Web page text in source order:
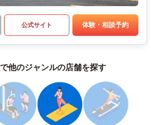
公式サイト 体験・相談予約
他のジャンルの店舗を探す